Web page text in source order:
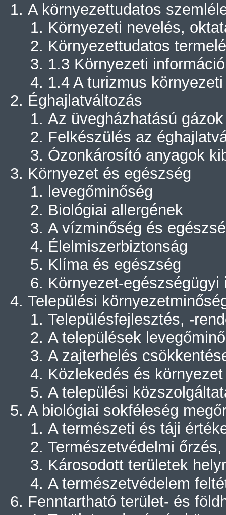
A környezettudatos
Környezeti nevelés,
Környezettudatos
1.3 Környezeti
1.4 A turizmus
Éghajlatváltozás
Az üvegházhatású
Felkészülés az
Ózonkárosító anyagok
Környezet és egészség
levegőminőség
Biológiai allergének
A vízminőség és
Élelmiszerbiztonság
Klíma és egészség
Környezet-
Települési
Településfejlesztés, -
A települések
A zajterhelés
Közlekedés és környezet
A települési
A biológiai sokféleség
A természeti és táji
Természetvédelmi
Károsodott területek
A természetvédelem
Fenntartható terület- és